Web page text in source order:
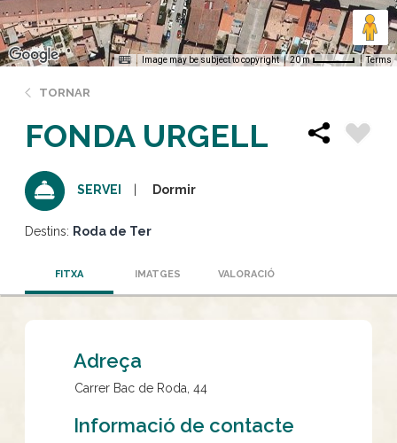
Image may be subject to copyright 20 m Terms
TORNAR
FONDA URGELL
SERVEI Dormir
Destins: Roda de Ter
FITXA IMATGES VALORACIÓ
Adreça
Carrer Bac de Roda, 44
Informació de contacte